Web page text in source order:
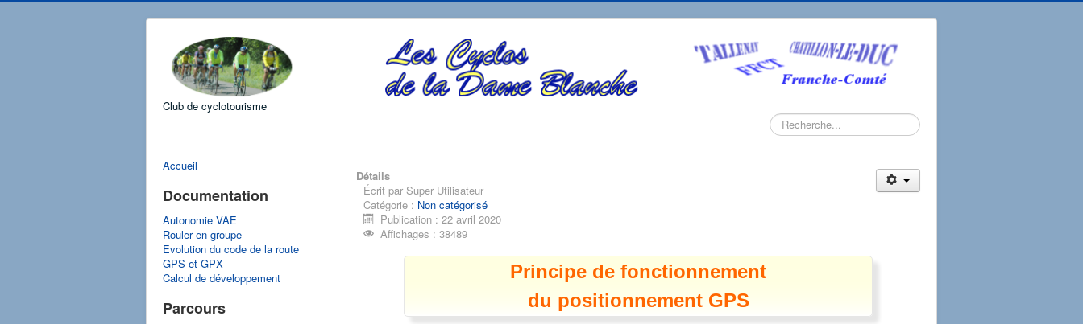
Club de cyclotourisme
Rechercher
Accueil
Documentation
Autonomie VAE
Rouler en groupe
Evolution du code de la route
GPS et GPX
Calcul de développement
Parcours
Détails
Écrit par Super Utilisateur
Catégorie : Non catégorisé
Publication : 22 avril 2020
Affichages : 38489
Principe de fonctionnement
du positionnement GPS